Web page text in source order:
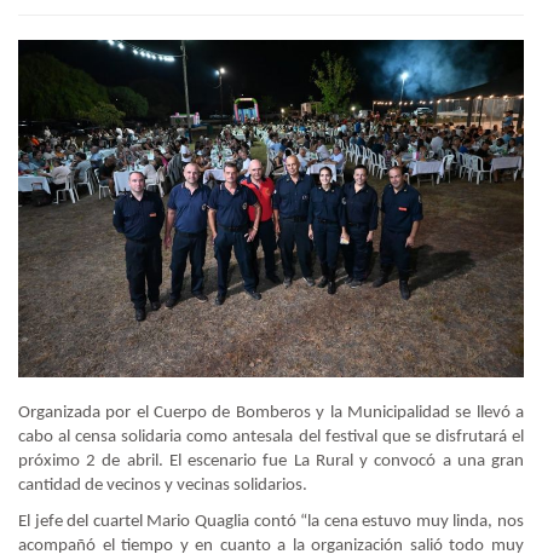
Organizada por el Cuerpo de Bomberos y la Municipalidad se llevó a
cabo al censa solidaria como antesala del festival que se disfrutará el
próximo 2 de abril. El escenario fue La Rural y convocó a una gran
cantidad de vecinos y vecinas solidarios.
El jefe del cuartel Mario Quaglia contó “la cena estuvo muy linda, nos
acompañó el tiempo y en cuanto a la organización salió todo muy